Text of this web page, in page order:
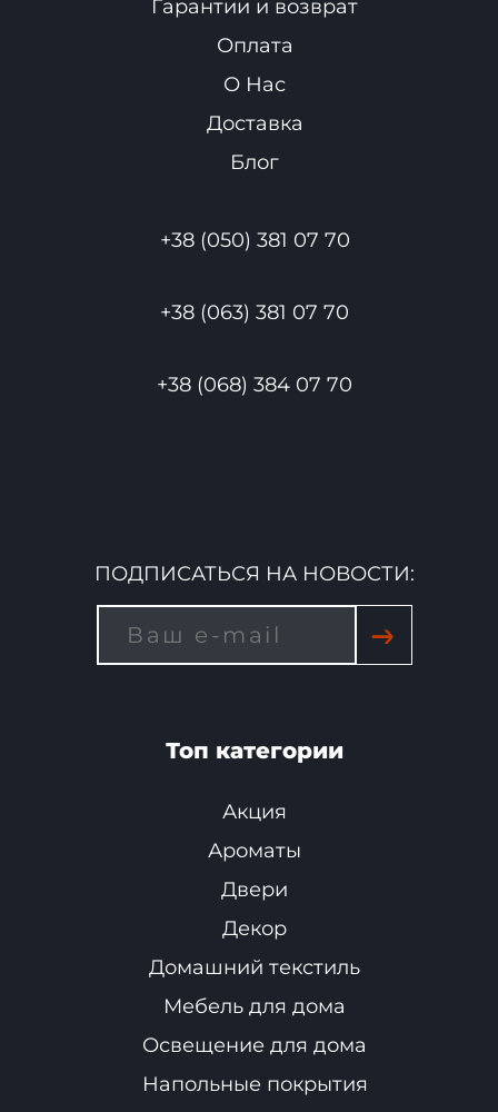
Гарантии и возврат
Оплата
О Нас
Доставка
Блог
+38 (050) 381 07 70
+38 (063) 381 07 70
+38 (068) 384 07 70
ПОДПИСАТЬСЯ НА НОВОСТИ:
→
Топ категории
Акция
Ароматы
Двери
Декор
Домашний текстиль
Мебель для дома
Освещение для дома
Напольные покрытия